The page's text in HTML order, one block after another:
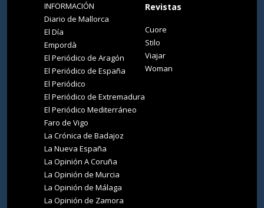
INFORMACIÓN
Diario de Mallorca
El Día
Empordà
El Periódico de Aragón
El Periódico de España
El Periódico
El Periódico de Extremadura
El Periódico Mediterráneo
Faro de Vigo
La Crónica de Badajoz
La Nueva España
La Opinión A Coruña
La Opinión de Murcia
La Opinión de Málaga
La Opinión de Zamora
Revistas
Cuore
Stilo
Viajar
Woman